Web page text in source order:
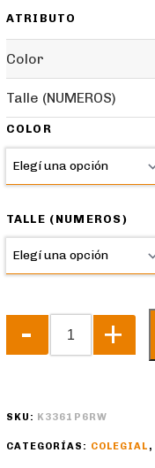
ATRIBUTO
Color
Talle (NUMEROS)
COLOR
TALLE (NUMEROS)
SKU: K3361P6RW
CATEGORÍAS: COLEGIAL ,